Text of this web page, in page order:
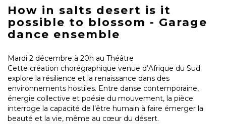
How in salts desert is it
possible to blossom - Garage
dance ensemble
Mardi 2 décembre à 20h au Théâtre
Cette création chorégraphique venue d’Afrique du Sud
explore la résilience et la renaissance dans des
environnements hostiles. Entre danse contemporaine,
énergie collective et poésie du mouvement, la pièce
interroge la capacité de l’être humain à faire émerger la
beauté et la vie, même au cœur du désert.